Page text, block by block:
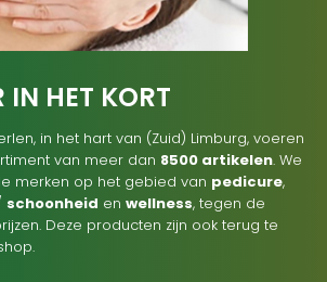
HET KORT
in het hart van (Zuid) Limburg, voeren
van meer dan 8500 artikelen. We
merken op het gebied van pedicure,
schoonheid en wellness, tegen de
Deze producten zijn ook terug te